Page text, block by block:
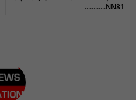
............NN81